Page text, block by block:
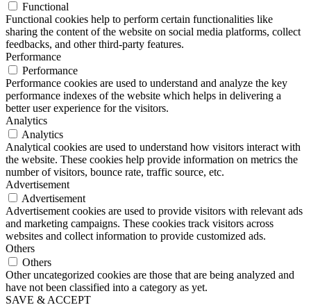
Functional
Functional cookies help to perform certain functionalities like
sharing the content of the website on social media platforms, collect
feedbacks, and other third-party features.
Performance
Performance
Performance cookies are used to understand and analyze the key
performance indexes of the website which helps in delivering a
better user experience for the visitors.
Analytics
Analytics
Analytical cookies are used to understand how visitors interact with
the website. These cookies help provide information on metrics the
number of visitors, bounce rate, traffic source, etc.
Advertisement
Advertisement
Advertisement cookies are used to provide visitors with relevant ads
and marketing campaigns. These cookies track visitors across
websites and collect information to provide customized ads.
Others
Others
Other uncategorized cookies are those that are being analyzed and
have not been classified into a category as yet.
SAVE & ACCEPT